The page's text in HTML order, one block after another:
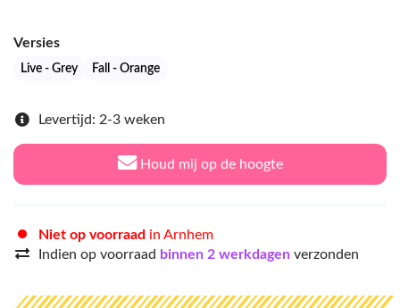
Versies
Live - Grey Fall - Orange
Levertijd: 2-3 weken
Houd mij op de hoogte
Niet op voorraad in Arnhem
Indien op voorraad binnen 2 werkdagen verzonden